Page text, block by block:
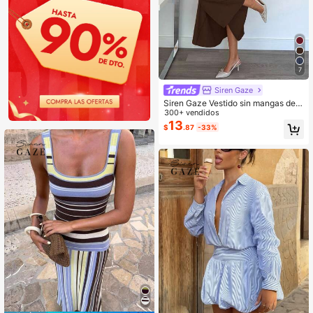
7
Siren Gaze
Siren Gaze Vestido sin mangas de u
nicolor y minimalista para mujer, us
o casual diario
300+ vendidos
$13.87 -33%